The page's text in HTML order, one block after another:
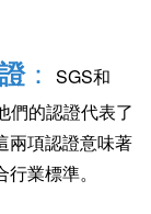
：
SGS和
們的認證代表了
兩項認證意味著
業標準。